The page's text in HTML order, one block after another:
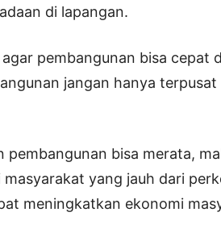
di lapangan.
pembangunan bisa cepat
jangan hanya terpusat
pembangunan bisa merata,
yang jauh dari
meningkatkan ekonomi